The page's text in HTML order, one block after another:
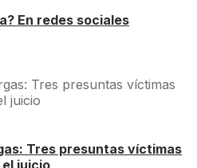
En redes sociales
Tres presuntas víctimas